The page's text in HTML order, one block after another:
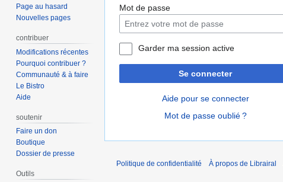
navigation
recherche
Mot de passe
Garder ma session active
Se connecter
Aide pour se connecter
Mot de passe oublié ?
Page au hasard
Nouvelles pages
contribuer
Modifications récentes
Pourquoi contribuer ?
Communauté & à faire
Le Bistro
Aide
soutenir
Faire un don
Boutique
Dossier de presse
Outils
Politique de confidentialité À propos de Librairal